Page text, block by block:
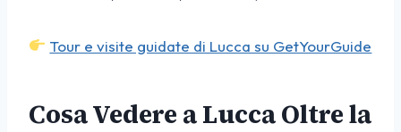
Tour e visite guidate di Lucca su GetYourGuide
Cosa Vedere a Lucca Oltre la